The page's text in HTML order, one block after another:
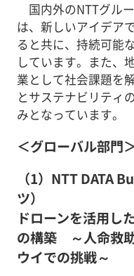
国内外のNTTグル
は、新しいアイデア
ると共に、持続可能
しています。また、
業として社会課題を
とサステナビリティ
みとなっています。
＜グローバル部門
（1）NTT DATA
ツ）
ドローンを活用し
の構築 ～人命救
ウイでの挑戦～